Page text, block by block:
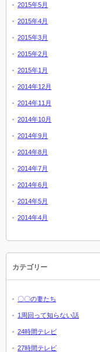
2015年5月
2015年4月
2015年3月
2015年2月
2015年1月
2014年12月
2014年11月
2014年10月
2014年9月
2014年8月
2014年7月
2014年6月
2014年5月
2014年4月
カテゴリー
〇〇の妻たち
1周回って知らない話
24時間テレビ
27時間テレビ